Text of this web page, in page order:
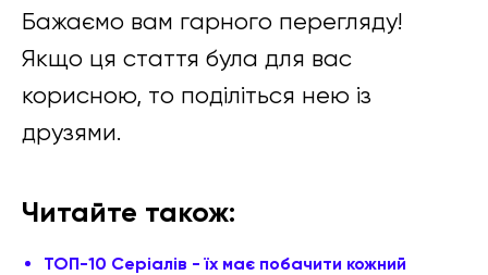
Бажаємо вам гарного перегляду!
Якщо ця стаття була для вас
корисною, то поділіться нею із
друзями.
Читайте також:
ТОП-10 Серіалів - їх має побачити кожний